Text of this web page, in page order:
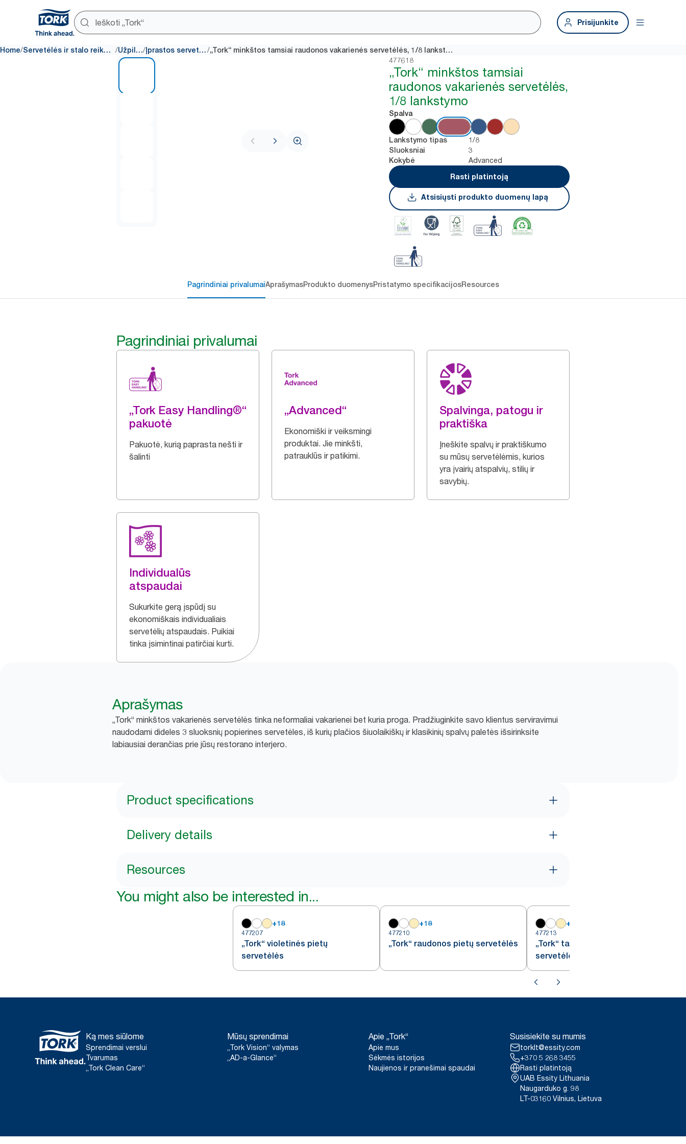
Prisijunkite
Home/ Servetėlės ir stalo reikmenys / Užpildai/ Įprastos servetėlės/ „Tork“ minkštos tamsiai raudonos vakarienės servetėlės, 1/8 lankstymo
477618
„Tork“ minkštos tamsiai
raudonos vakarienės servetėlės,
1/8 lankstymo
Spalva
Lankstymo tipas 1/8
Sluoksniai 3
Kokybė
Advanced
Rasti platintoją
Atsisiųsti produkto duomenų lapą
Pagrindiniai privalumaiAprašymasProdukto duomenysPristatymo specifikacijosResources
Pagrindiniai privalumai
„Tork Easy Handling®“
pakuotė
Pakuotė, kurią paprasta nešti ir
šalinti
„Advanced“
Ekonomiški ir veiksmingi
produktai. Jie minkšti,
patrauklūs ir patikimi.
Spalvinga, patogu ir
praktiška
Įneškite spalvų ir praktiškumo
su mūsų servetėlėmis, kurios
yra įvairių atspalvių, stilių ir
savybių.
Individualūs
atspaudai
Sukurkite gerą įspūdį su
ekonomiškais individualiais
servetėlių atspaudais. Puikiai
tinka įsimintinai patirčiai kurti.
Aprašymas
„Tork“ minkštos vakarienės servetėlės tinka neformaliai vakarienei bet kuria proga. Pradžiuginkite savo klientus serviravimui
naudodami dideles 3 sluoksnių popierines servetėles, iš kurių plačios šiuolaikiškų ir klasikinių spalvų paletės išsirinksite
labiausiai derančias prie jūsų restorano interjero.
Product specifications
Delivery details
Resources
You might also be interested in...
+18
477207
„Tork“ violetinės pietų
servetėlės
+18
477210
„Tork“ raudonos pietų servetėlės
+
477213
„Tork“ tamsiai raudonos pietų
servetėlės
Ką mes siūlome
Sprendimai verslui
Tvarumas
„Tork Clean Care“
Mūsų sprendimai
„Tork Vision“ valymas
„AD-a-Glance“
Apie „Tork“
Apie mus
Sėkmės istorijos
Naujienos ir pranešimai spaudai
Susisiekite su mumis
torklt@essity.com
+370 5 268 3455
Rasti platintoją
UAB Essity Lithuania
Naugarduko g. 98
LT-03160 Vilnius, Lietuva